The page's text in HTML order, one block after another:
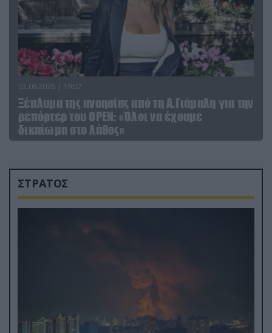
03.08.2026 | 19:02
Ξέπλυμα της ανοησίας από τη Α.Γιάμαλη για την
ρεπόρτερ του ΟΡΕΝ: «Όλοι να έχουμε
δικαίωμα στο λάθος»
ΣΤΡΑΤΟΣ